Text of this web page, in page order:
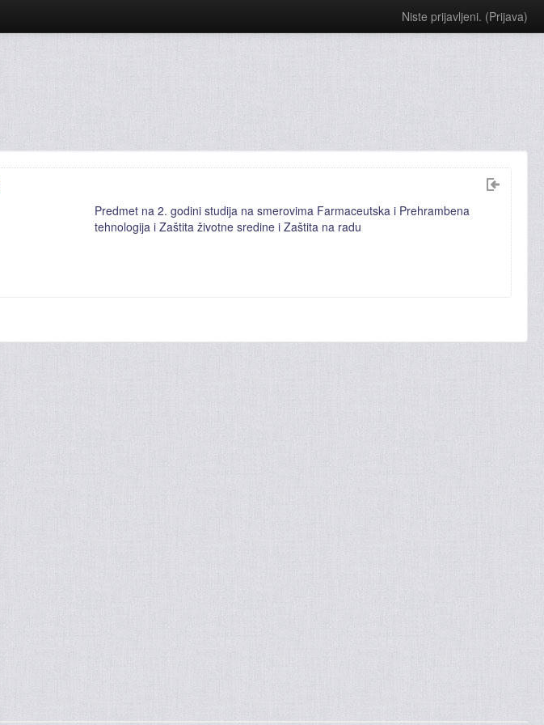
Niste prijavljeni. (Prijava)
Predmet na 2. godini studija na smerovima Farmaceutska i Prehrambena
tehnologija i Zaštita životne sredine i Zaštita na radu